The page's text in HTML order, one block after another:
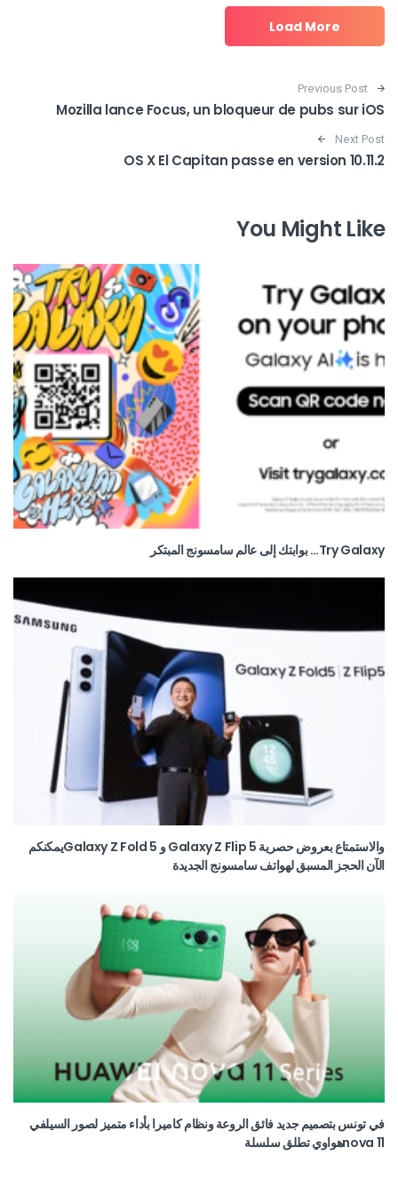
Load More
Post navigation
Previous Post
Mozilla lance Focus, un bloqueur de pubs sur iOS
Next Post
OS X El Capitan passe en version 10.11.2
You Might Like
Try Galaxy… بوابتك إلى عالم سامسونج المبتكر
والاستمتاع بعروض حصرية Galaxy Z Flip 5 و Galaxy Z Fold 5يمكنكم
الآن الحجز المسبق لهواتف سامسونج الجديدة
في تونس بتصميم جديد فائق الروعة ونظام كاميرا بأداء متميز لصور السيلفي
nova 11هواوي تطلق سلسلة